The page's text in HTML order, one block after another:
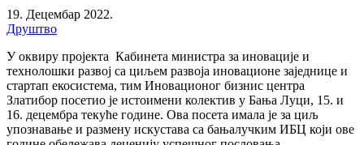
Удружења и НВО
Локална самоуправа
Скупштина
Председник
Општинско веће
19. Децембар 2022.
Друштво
У оквиру пројекта Кабинета министра за иновације и
технолошки развој са циљем развоја иновационе заједнице и
стартап екосистема, тим Иновационог бизнис центра
Златибор посетио је истоимени колектив у Бања Луци, 15. и
16. децембра текуће године. Ова посета имала је за циљ
упознавање и размену искустава са бањалучким ИБЦ који ове